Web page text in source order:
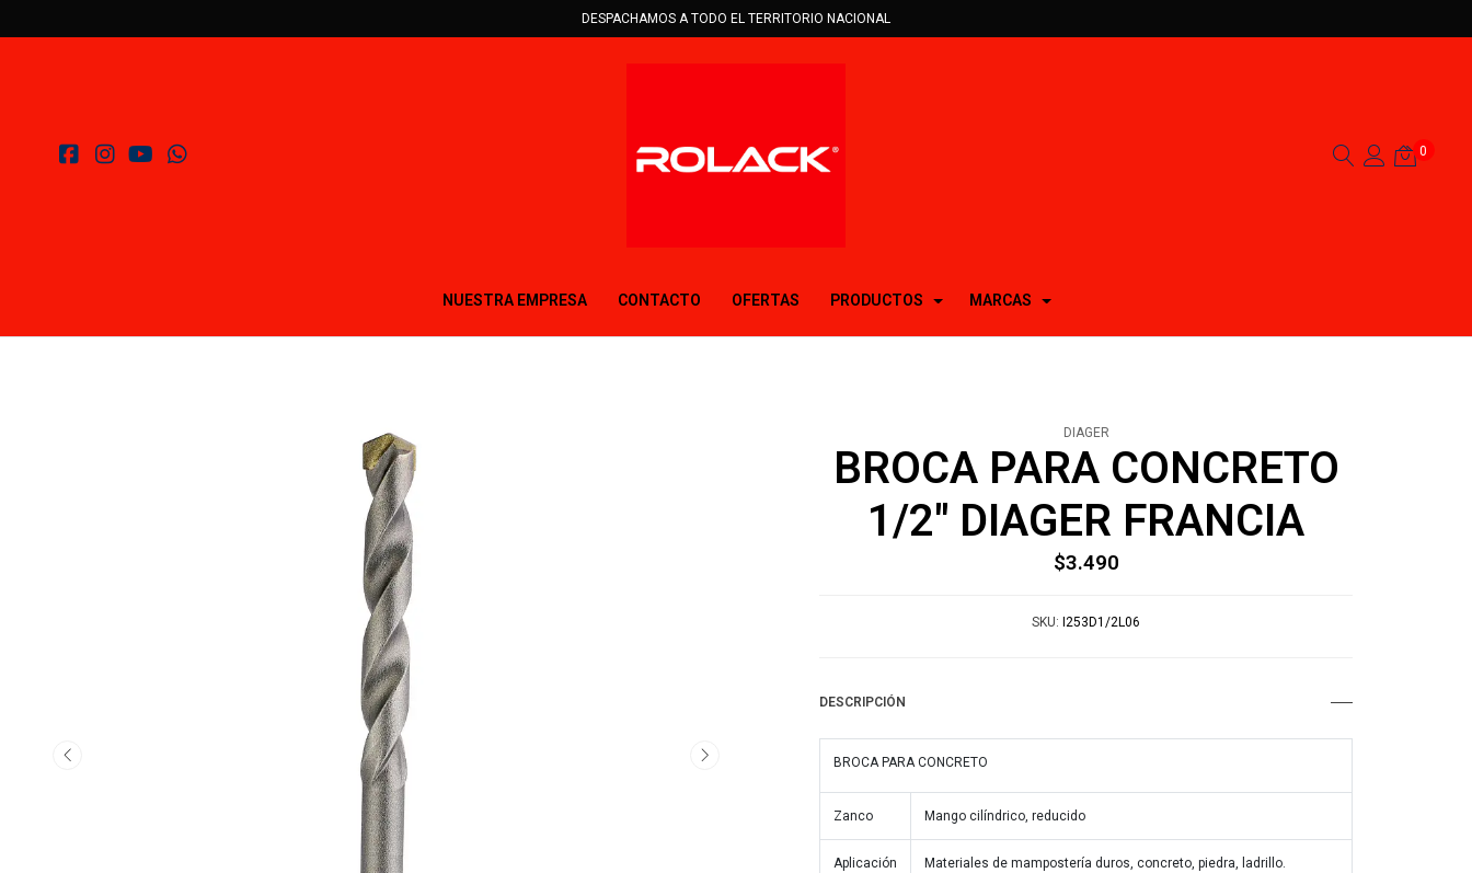
DESPACHAMOS A TODO EL TERRITORIO NACIONAL
0
NUESTRA EMPRESA CONTACTO OFERTAS PRODUCTOS MARCAS
DIAGER
BROCA PARA CONCRETO
1/2" DIAGER FRANCIA
$3.490
SKU: I253D1/2L06
DESCRIPCIÓN
BROCA PARA CONCRETO
Zanco Mango cilíndrico, reducido
Aplicación Materiales de mampostería duros, concreto, piedra, ladrillo.